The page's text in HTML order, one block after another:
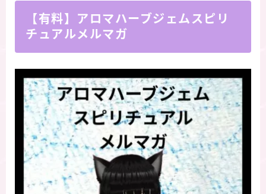
【有料】アロマハーブジェムスピリ
チュアルメルマガ